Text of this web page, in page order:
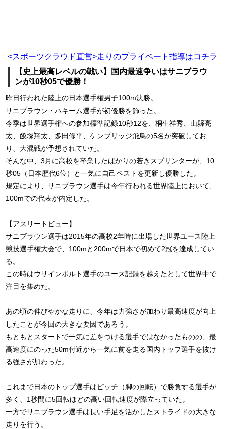
<スポーツクラウド直営>走りのプライベート指導はコチラ
【史上最高レベルの戦い】国内最速争いはサニブラウ
ンが10秒05で優勝！
昨日行われた陸上の日本選手権男子100m決勝。
サニブラウン・ハキーム選手が初優勝を飾った。
今季は世界選手権への参加標準記録10秒12を、桐生祥秀、山縣亮
太、飯塚翔太、多田修平、ケンブリッジ飛鳥の5名が突破してお
り、大混戦が予想されていた。
そんな中、3月に高校を卒業したばかりの若きスプリンターが、10
秒05（日本歴代6位）と一気に自己ベストを更新し優勝した。
規定により、サニブラウン選手は今年行われる世界陸上において、
100mでの代表が内定した。
【アスリートビュー】
サニブラウン選手は2015年の高校2年時に出場した世界ユース陸上
競技選手権大会で、100mと200mで日本で初めて2冠を達成してい
る。
この時はウサインボルト選手のユース記録を越えたとして世界中で
注目を集めた。
あの頃の伸びやかな走りに、今年は力強さが加わり最高速度が向上
したことが今回の大きな要因であろう。
もともとスタートで一気に差をつける選手ではなかったものの、最
高速度にのった50m付近から一気に前を走る国内トップ選手を抜け
る強さが加わった。
これまで日本のトップ選手はピッチ（脚の回転）で勝負する選手が
多く、1秒間に5回転ほどの高い回転速度が際立っていた。
一方でサニブラウン選手は長い手足を活かしたストライドの大きな
走りを行う。